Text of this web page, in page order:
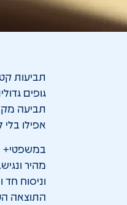
תביעות
גופים
תביעה
אפילו
במשפטי+
מהיר
וניסוח
התוצאה